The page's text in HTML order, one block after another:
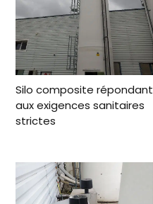
Silo composite répondant
aux exigences sanitaires
strictes